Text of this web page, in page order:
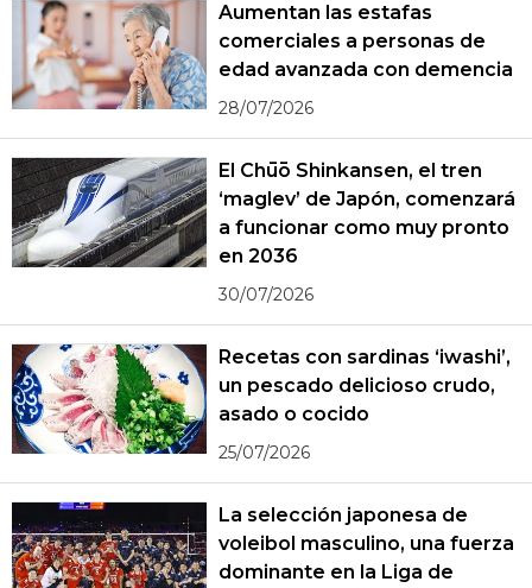
Aumentan las estafas
comerciales a personas de
edad avanzada con demencia
28/07/2026
El Chūō Shinkansen, el tren
‘maglev’ de Japón, comenzará
a funcionar como muy pronto
en 2036
30/07/2026
Recetas con sardinas ‘iwashi’,
un pescado delicioso crudo,
asado o cocido
25/07/2026
La selección japonesa de
voleibol masculino, una fuerza
dominante en la Liga de